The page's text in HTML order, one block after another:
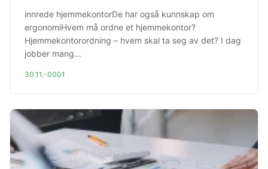
innrede hjemmekontorDe har også kunnskap om
ergonomiHvem må ordne et hjemmekontor?
Hjemmekontorordning – hvem skal ta seg av det? I dag
jobber mang...
30.11.-0001